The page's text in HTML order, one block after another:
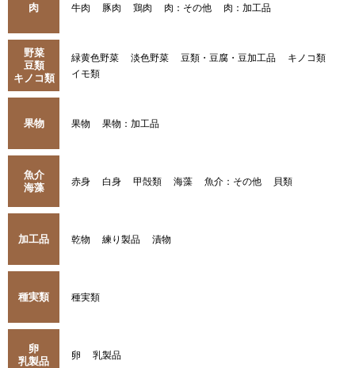
肉 牛肉 豚肉 鶏肉 肉：その他 肉：加工品
野菜
豆類
キノコ類
緑黄色野菜 淡色野菜 豆類・豆腐・豆加工品
キノコ類
イモ類
果物 果物 果物：加工品
魚介
海藻
赤身 白身 甲殻類 海藻 魚介：その他 貝類
加工品 乾物 練り製品 漬物
種実類 種実類
卵
乳製品
卵 乳製品